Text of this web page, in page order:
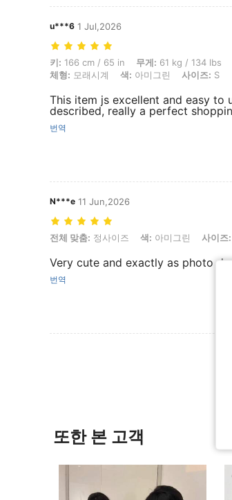
u***6 1 Jul,2026
키: 166 cm / 65 in, 무게: 61 kg / 134 lbs, 흉상:
키: 166 cm / 65 in 무게: 61 kg / 134 lbs
체형: 모래시계 색: 아미그린 사이즈: S
This item js excellent and easy to
described, really a perfect
번역
N***e 11 Jun,2026
전체 맞춤: 정사이즈, 색: 아미그린, 사이즈: S
전체 맞춤: 정사이즈 색: 아미그린 사이즈:
Very cute and exactly as photo
번역
또한 본 고객